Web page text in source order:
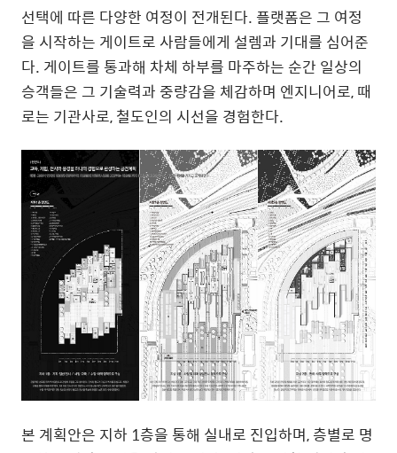
선택에 따른 다양한 여정이 전개된다.플랫폼은 그 여정
을 시작하는 게이트로 사람들에게 설렘과 기대를 심어준
다. 게이트를 통과해 차체 하부를 마주하는 순간 일상의
승객들은 그 기술력과 중량감을 체감하며 엔지니어로,때
로는 기관사로,철도인의 시선을 경험한다.
본 계획안은 지하 1층을 통해 실내로 진입하며,층별로 명